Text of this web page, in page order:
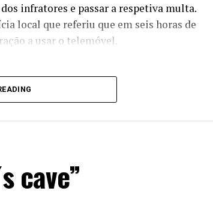
infratores e passar a respetiva multa.
local que referiu que em seis horas de
a usar o telemóvel.
cave”